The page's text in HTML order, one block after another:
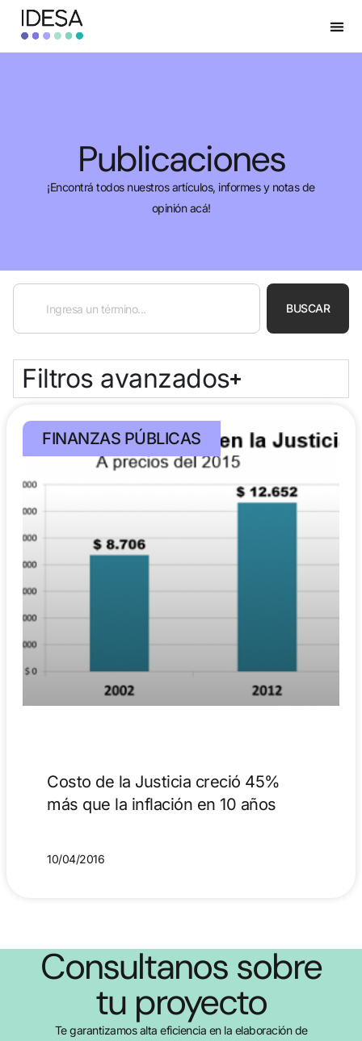
Publicaciones
¡Encontrá todos nuestros artículos, informes y notas de
opinión acá!
BUSCAR
Filtros avanzados
FINANZAS PÚBLICAS
Costo de la Justicia creció 45%
más que la inflación en 10 años
10/04/2016
Consultanos sobre
tu proyecto
Te garantizamos alta eficiencia en la elaboración de